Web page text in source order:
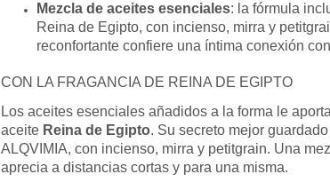
Mezcla de aceites esenciales: la fórmula
Reina de Egipto, con incienso, mirra y
reconfortante confiere una íntima conexión
CON LA FRAGANCIA DE REINA DE EGIPTO
Los aceites esenciales añadidos a la forma le
aceite Reina de Egipto. Su secreto mejor
ALQVIMIA, con incienso, mirra y petitgrain. Una
aprecia a distancias cortas y para una misma.